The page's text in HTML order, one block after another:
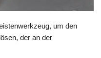
um den
der an der